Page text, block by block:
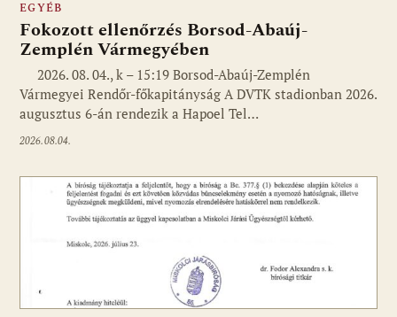
EGYÉB
Fokozott ellenőrzés Borsod-Abaúj-
Zemplén Vármegyében
2026. 08. 04., k – 15:19 Borsod-Abaúj-Zemplén
Vármegyei Rendőr-főkapitányság A DVTK stadionban 2026.
augusztus 6-án rendezik a Hapoel Tel…
2026.08.04.